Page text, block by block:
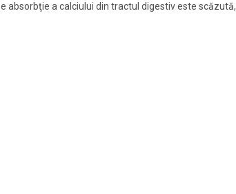
absorbţie a calciului din tractul digestiv este